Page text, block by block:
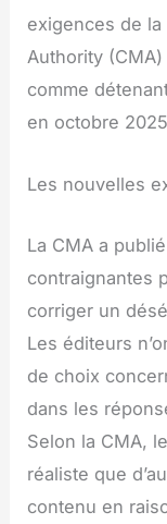
exigences de
Authority
comme
en octobre
Les nouvelles
La CMA a
contraignantes
corriger un
Les éditeurs
de choix
dans les
Selon la CMA,
réaliste que
contenu en